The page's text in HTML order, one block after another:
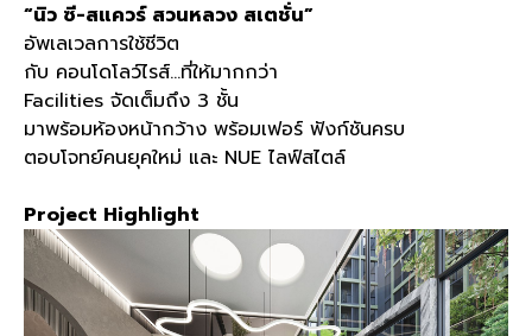
“นิว ซี-สแควร์ สวนหลวง สเตชั่น”
อัพเลเวลการใช้ชีวิต
กับ คอนโดโลว์ไรส์…ที่ให้มากกว่า
Facilities จัดเต็มถึง 3 ชั้น
มาพร้อมห้องหน้ากว้าง พร้อมเฟอร์ ฟังก์ชันครบ
ตอบโจทย์คนยุคใหม่ และ NUE ไลฟ์สไตล์
Project Highlight